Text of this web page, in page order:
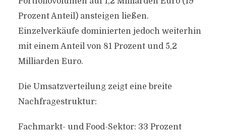
Prozent Anteil) ansteigen ließen.
Einzelverkäufe dominierten jedoch weiterhin
mit einem Anteil von 81 Prozent und 5,2
Milliarden Euro.
Die Umsatzverteilung zeigt eine breite
Nachfragestruktur:
Fachmarkt- und Food-Sektor: 33 Prozent